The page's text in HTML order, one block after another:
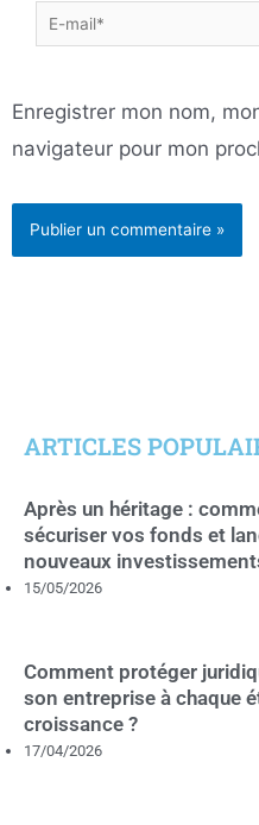
E-
mail*
Enregistrer mon nom,
navigateur pour mon
ARTICLES
Après un héritage :
sécuriser vos fonds et
nouveaux
15/05/2026
Comment protéger
son entreprise à chaque
croissance ?
17/04/2026